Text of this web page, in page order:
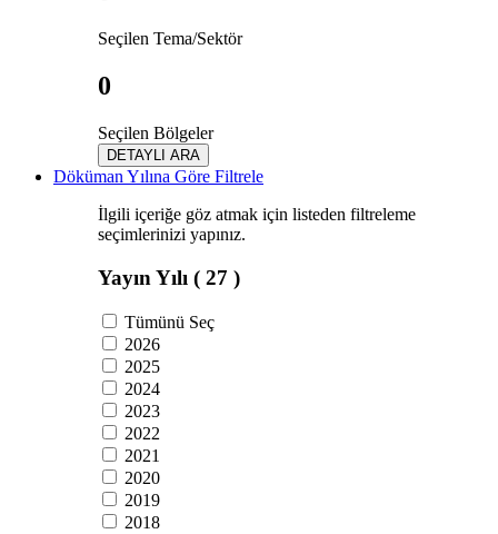
Seçilen Tema/Sektör
0
Seçilen Bölgeler
DETAYLI ARA
Döküman Yılına Göre Filtrele
İlgili içeriğe göz atmak için listeden filtreleme
seçimlerinizi yapınız.
Yayın Yılı ( 27 )
Tümünü Seç
2026
2025
2024
2023
2022
2021
2020
2019
2018